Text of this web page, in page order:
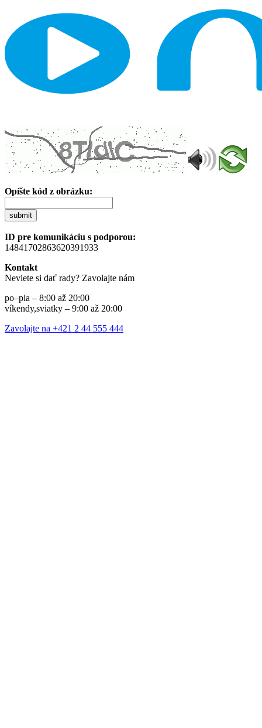
Opíšte kód z obrázku:
submit
ID pre komunikáciu s podporou:
14841702863620391933
Kontakt
Neviete si dať rady? Zavolajte nám
po–pia – 8:00 až 20:00
víkendy,sviatky – 9:00 až 20:00
Zavolajte na +421 2 44 555 444